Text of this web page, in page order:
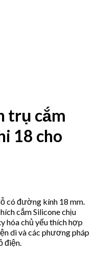
trụ cắm
18 cho
có đường kính 18 mm.
cắm Silicone chịu
hóa chủ yếu thích hợp
di và các phương pháp
điện.